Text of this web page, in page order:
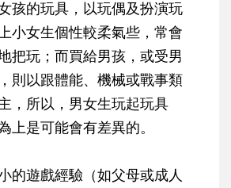
孩的玩具，以玩偶及扮演玩
小女生個性較柔氣些，常會
把玩；而買給男孩，或受男
則以跟體能、機械或戰事類
，所以，男女生玩起玩具
上是可能會有差異的。
的遊戲經驗 （如父母或成人